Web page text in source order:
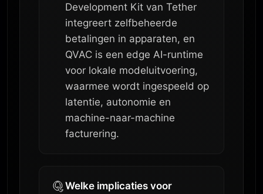
Development Kit van Tether
integreert zelfbeheerde
betalingen in apparaten, en
QVAC is een edge AI-runtime
voor lokale modeluitvoering,
waarmee wordt ingespeeld op
latentie, autonomie en
machine-naar-machine
facturering.
Welke implicaties voor